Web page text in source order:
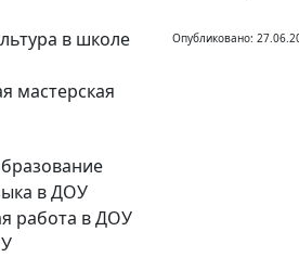
в школе
мастерская
в ДОУ
работа в ДОУ
Опубликовано: